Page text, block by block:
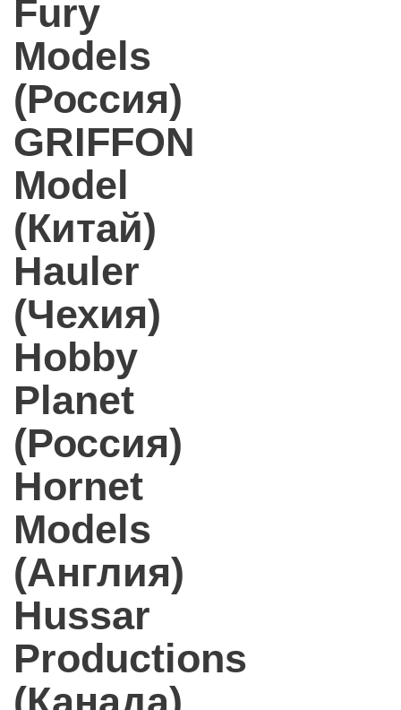
Fury
Models
(Россия)
GRIFFON
Model
(Китай)
Hauler
(Чехия)
Hobby
Planet
(Россия)
Hornet
Models
(Англия)
Hussar
Productions
(Канада)